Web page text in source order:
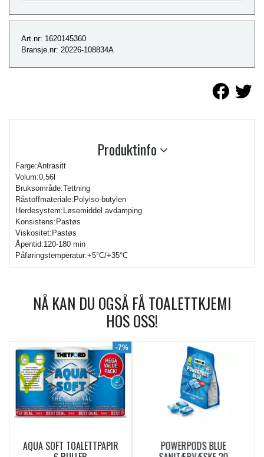
Art.nr: 1620145360
Bransje.nr: 20226-108834A
Produktinfo
Farge:Antrasitt
Volum:0,56l
Bruksområde:Tettning
Råstoffmateriale:Polyiso-butylen
Herdesystem:Løsemiddel avdamping
Konsistens:Pastøs
Viskositet:Pastøs
Åpentid:120-180 min
Påføringstemperatur:+5°C/+35°C
NÅ KAN DU OGSÅ FÅ TOALETTKJEMI
HOS OSS!
-7%
AQUA SOFT TOALETTPAPIR POWERPODS BLUE